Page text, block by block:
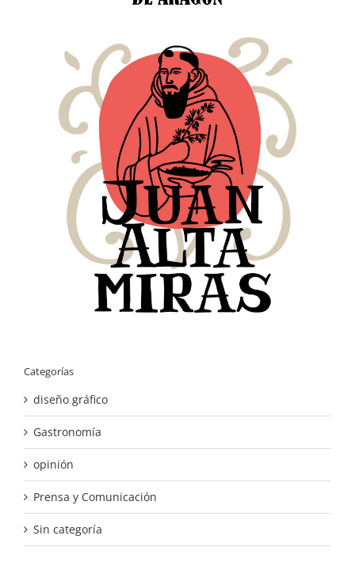
Categorías
diseño gráfico
Gastronomía
opinión
Prensa y Comunicación
Sin categoría